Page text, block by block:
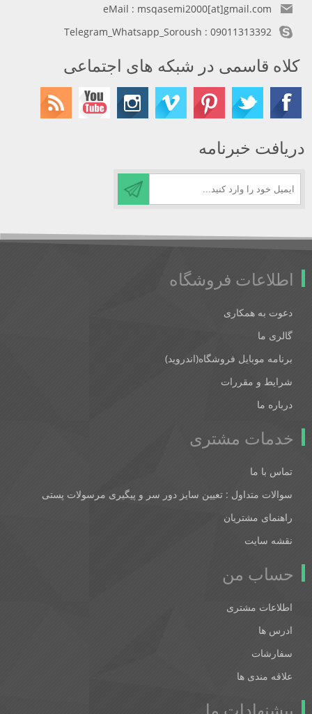
eMail : msqasemi2000[at]gmail.com
Telegram_Whatsapp_Soroush : 09011313392
کلاه قاسمی در شبکه های اجتماعی
دریافت خبرنامه
اطلاعات فروشگاه
دعوت به همکاری
گالری ما
برنامه موبایل فروشگاه(اندروید)
شرایط و مقررات
درباره ما
خدمات مشتری
تماس با ما
سوالات متداول : تعیین سایز دور سر و پیگیری مرسولات پستی
راهنمای مشتریان
نقشه سایت
حساب من
اطلاعات مشتری
ادرس ها
سفارشات
علاقه مندی ها
پیشنهادات ما